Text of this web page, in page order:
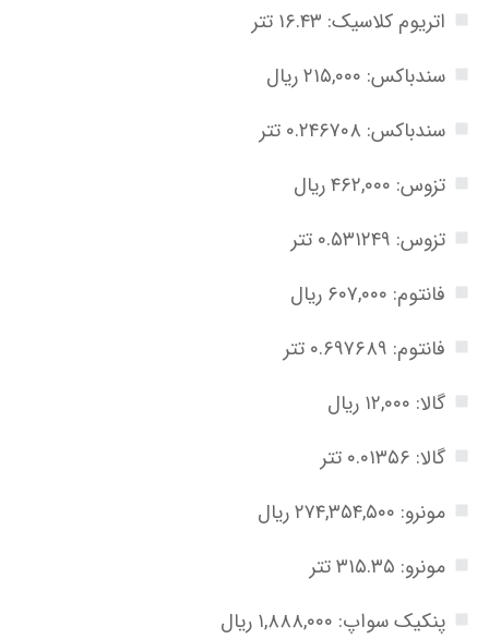
اتریوم کلاسیک: ۱۶.۴۳ تتر
سندباکس: ۲۱۵,۰۰۰ ریال
سندباکس: ۰.۲۴۶۷۰۸ تتر
تزوس: ۴۶۲,۰۰۰ ریال
تزوس: ۰.۵۳۱۲۴۹ تتر
فانتوم: ۶۰۷,۰۰۰ ریال
فانتوم: ۰.۶۹۷۶۸۹ تتر
گالا: ۱۲,۰۰۰ ریال
گالا: ۰.۰۱۳۵۶ تتر
مونرو: ۲۷۴,۳۵۴,۵۰۰ ریال
مونرو: ۳۱۵.۳۵ تتر
پنکیک سواپ: ۱,۸۸۸,۰۰۰ ریال